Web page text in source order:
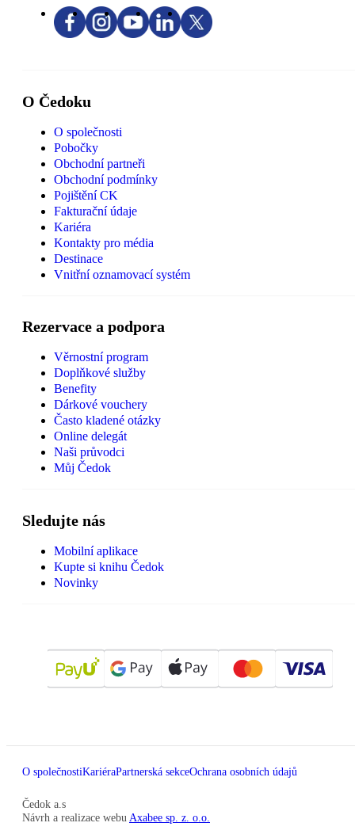
O Čedoku
O společnosti
Pobočky
Obchodní partneři
Obchodní podmínky
Pojištění CK
Fakturační údaje
Kariéra
Kontakty pro média
Destinace
Vnitřní oznamovací systém
Rezervace a podpora
Věrnostní program
Doplňkové služby
Benefity
Dárkové vouchery
Často kladené otázky
Online delegát
Naši průvodci
Můj Čedok
Sledujte nás
Mobilní aplikace
Kupte si knihu Čedok
Novinky
O společnostiKariéraPartnerská sekceOchrana osobních údajů
Čedok a.s
Návrh a realizace webu Axabee sp. z. o.o.